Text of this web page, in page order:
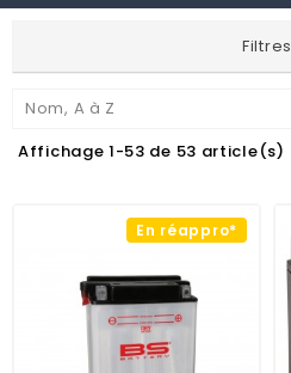
Filtres
Nom, A à Z
Affichage 1-53 de 53 article(s)
En réappro*